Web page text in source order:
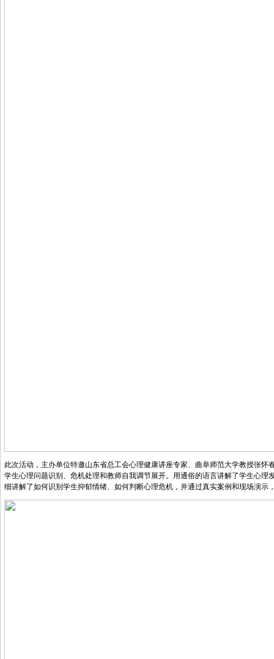
此次活动，主办单位特邀山东省总工会心理健康讲座专家、曲阜师范大学教授张
学生心理问题识别、危机处理和教师自我调节展开。用通俗的语言讲解了学生心
细讲解了如何识别学生抑郁情绪、如何判断心理危机，并通过真实案例和现场演示